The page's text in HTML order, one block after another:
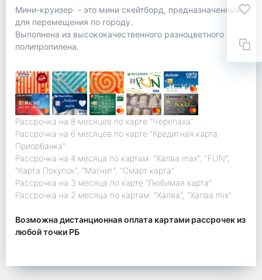
Мини-круизер - это мини скейтборд, предназначенный
для перемещения по городу.
Выполнена из высококачественного разноцветного
полипропилена.
Рассрочка на 8 месяцев по карте "Черепаха"
Рассрочка на 6 месяцев по карте "Кредитная карта
Приорбанка"
Рассрочка на 4 месяца по картам: "Халва max", "FUN",
"Карта Покупок", "Магнит", "Смарт карта"
Рассрочка на 3 месяца по карте "Любимая карта"
Рассрочка на 2 месяца по картам: "Халва", "Халва mix"
Возможна дистанционная оплата картами рассрочек из
любой точки РБ